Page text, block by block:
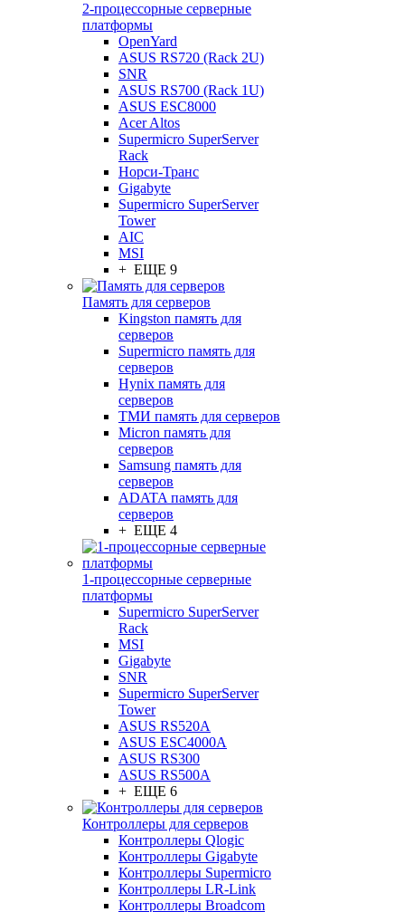
2-процессорные серверные
платформы
OpenYard
ASUS RS720 (Rack 2U)
SNR
ASUS RS700 (Rack 1U)
ASUS ESC8000
Acer Altos
Supermicro SuperServer
Rack
Норси-Транс
Gigabyte
Supermicro SuperServer
Tower
AIC
MSI
+ ЕЩЕ 9
Память для серверов
Kingston память для
серверов
Supermicro память для
серверов
Hynix память для
серверов
ТМИ память для серверов
Micron память для
серверов
Samsung память для
серверов
ADATA память для
серверов
+ ЕЩЕ 4
1-процессорные серверные
платформы
Supermicro SuperServer
Rack
MSI
Gigabyte
SNR
Supermicro SuperServer
Tower
ASUS RS520A
ASUS ESC4000A
ASUS RS300
ASUS RS500A
+ ЕЩЕ 6
Контроллеры для серверов
Контроллеры Qlogic
Контроллеры Gigabyte
Контроллеры Supermicro
Контроллеры LR-Link
Контроллеры Broadcom